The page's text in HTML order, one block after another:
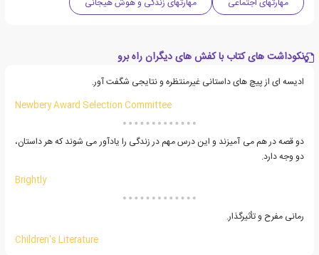
نکوداشت های کتاب با کفش های دیگران راه برو
ادیسه ای از پیچ های داستانی غیرمنتظره و نتایجی شگفت آور.
Newbery Award Selection Committee
دو قصه در هم می آمیزند و این درس مهم در زندگی را یادآور می شوند که هر داستان،
دو وجه دارد.
Brightly
رمانی مفرح و تأثیرگذار.
Children's Literature